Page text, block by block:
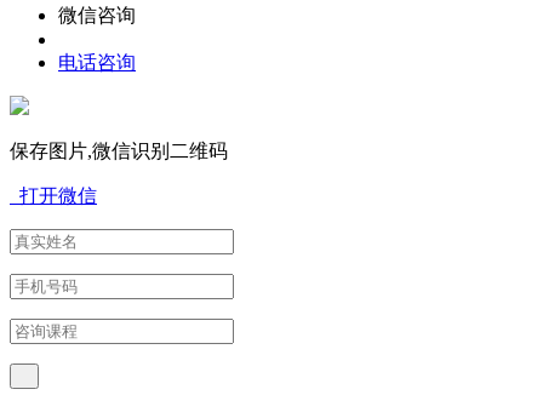
微信咨询
电话咨询
保存图片,微信识别二维码
打开微信